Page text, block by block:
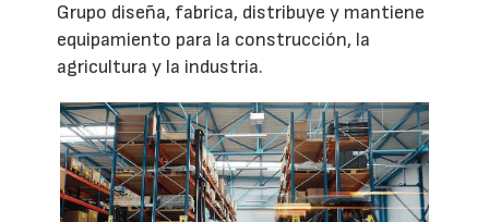
Grupo diseña, fabrica, distribuye y mantiene
equipamiento para la construcción, la
agricultura y la industria.